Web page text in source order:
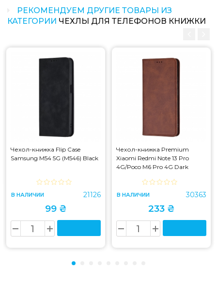
РЕКОМЕНДУЕМ ДРУГИЕ ТОВАРЫ ИЗ
КАТЕГОРИИ ЧЕХЛЫ ДЛЯ ТЕЛЕФОНОВ КНИЖКИ
Чехол-книжка Flip Case
Samsung M54 5G (M546) Black
В НАЛИЧИИ 21126
99 ₴
Чехол-книжка Premium
Xiaomi Redmi Note 13 Pro
4G/Poco M6 Pro 4G Dark
В НАЛИЧИИ 30363
233 ₴